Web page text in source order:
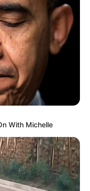
de las Estrellas
a reconocidos
de contenido en
de Cúcuta
que llegó
Celebrity
With Michelle